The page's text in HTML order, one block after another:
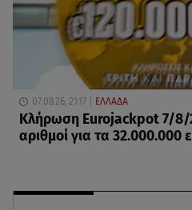
07.08.26, 21:17 ΕΛΛΑΔΑ
Κλήρωση Eurojackpot 7/8/
αριθμοί για τα 32.000.000